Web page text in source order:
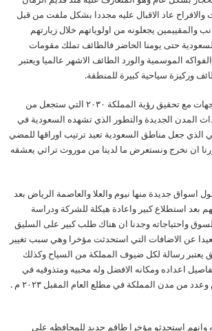
والافراح عاد الاقبال عليه مجددا بشكل ملفت من قبل
والمقييمين يجعلونه من اولوياتهم خلال زيارتهم
حتى يومنا الحاضر فالطائف تملك مقومات
الموسمية والورد الطائف الاشهر عالميا ويعتبر
وركيزة سياحية كبيرة للمنطقة.
واضاف انه مع التصحيح الذي حصل في المملكة وتوافق اكثر الجهات مع تحقيق رؤية المملكة ٢٠٣٠ التي ستجعل من
المدن الجديدة والتطور الذي تشهده السعودية في
الذي جعل مناطق السعودية تعيد ترتيب اوراقها للمضي
قررنا ان نخرج ونستعرض ما لدينا من موروث تراثي يعشقه
جديدة منها نيوم والعلا والعاصمة الرياض بعد
وانهم بعد استطلاع كبير واعادة هيكلة للشركة ودراسة
واحتياجاته وجدنا ان هناك طلب كبير على السليق
عن الاضافات التي استحدثت مؤخرا وهي سبب تغيير
يعتبر رسالة لكل ضيوف المملكة من السياح وكذلك
اعداده ومكانه الافضل وله محبيه ومتذوقيه في
من مدن المملكة في مطلع العام المقبل ٢٠٢٣ م .
استحدثو مؤخرا طاقم جديد للمحافظه على